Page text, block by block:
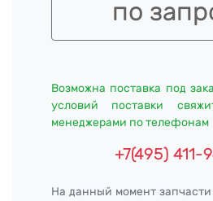
по
Возможна поставка под
условий поставки
менеджерами по телефонам
+7(495) 411-
На данный момент